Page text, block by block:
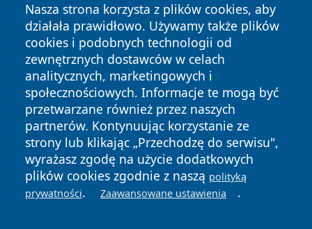
Nasza strona korzysta z plików cookies, aby
działała prawidłowo. Używamy także plików
cookies i podobnych technologii od
zewnętrznych dostawców w celach
analitycznych, marketingowych i
społecznościowych. Informacje te mogą być
przetwarzane również przez naszych
partnerów. Kontynuując korzystanie ze
strony lub klikając „Przechodzę do serwisu",
wyrażasz zgodę na użycie dodatkowych
plików cookies zgodnie z naszą polityką
prywatności. Zaawansowane ustawienia .
Copyright © 2026 tomaszowonline.pl Wszystkie prawa
zastrzeżone.
News Autorzy
Polityka
Prywatności
Polityka
Cookies